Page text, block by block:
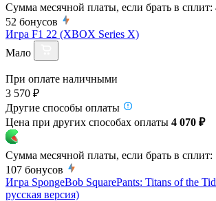
Сумма месячной платы, если брать в сплит:
52 бонусов
Игра F1 22 (XBOX Series X)
Мало
При оплате наличными
3 570 ₽
Другие способы оплаты
Цена при других способах оплаты 4 070 ₽
Сумма месячной платы, если брать в сплит:
107 бонусов
Игра SpongeBob SquarePants: Titans of the
русская версия)